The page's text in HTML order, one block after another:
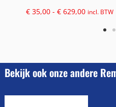
€ 35,00 - € 629,00 incl. BTW
Bekijk ook onze andere